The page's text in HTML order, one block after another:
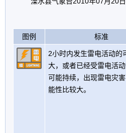
图例 标准
2小时内发生雷电活动的
大，或者已经受雷电活
可能持续，出现雷电灾
能性比较大。